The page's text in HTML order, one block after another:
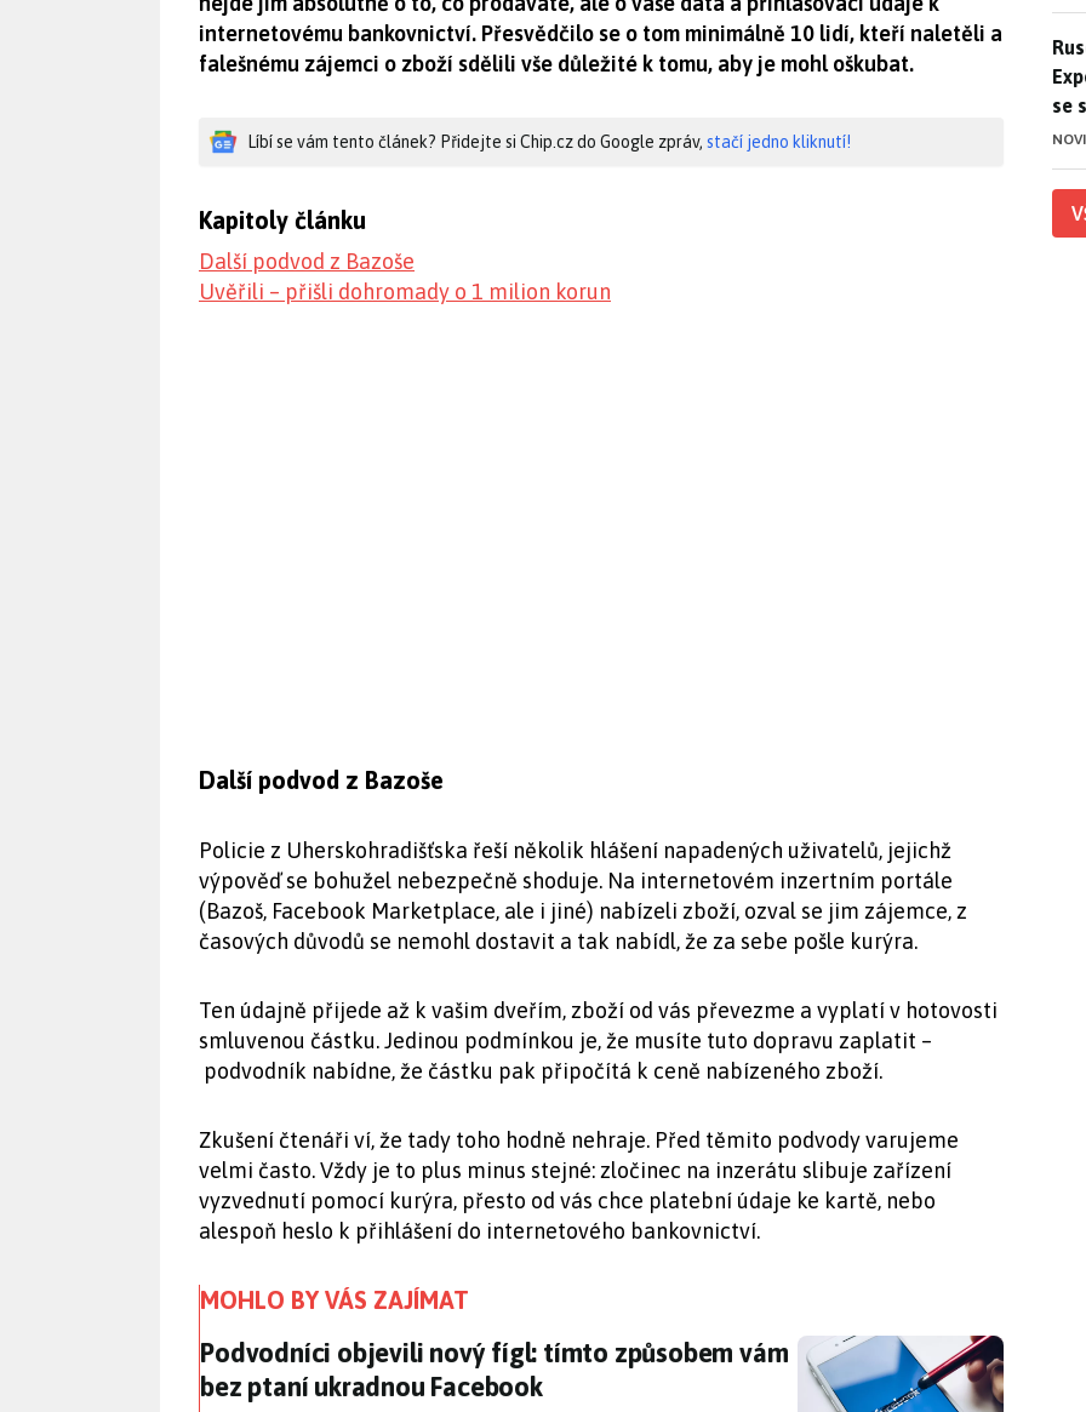
internetovému bankovnictví. Přesvědčilo se o tom minimálně 10 lidí, kteří naletěli a
falešnému zájemci o zboží sdělili vše důležité k tomu, aby je mohl oškubat.
Líbí se vám tento článek? Přidejte si Chip.cz do Google zpráv, stačí jedno kliknutí!
Kapitoly článku
Další podvod z Bazoše
Uvěřili – přišli dohromady o 1 milion korun
Další podvod z Bazoše
Policie z Uherskohradišťska řeší několik hlášení napadených uživatelů, jejichž
výpověď se bohužel nebezpečně shoduje. Na internetovém inzertním portále
(Bazoš, Facebook Marketplace, ale i jiné) nabízeli zboží, ozval se jim zájemce, z
časových důvodů se nemohl dostavit a tak nabídl, že za sebe pošle kurýra.
Ten údajně přijede až k vašim dveřím, zboží od vás převezme a vyplatí v hotovosti
smluvenou částku. Jedinou podmínkou je, že musíte tuto dopravu zaplatit –
podvodník nabídne, že částku pak připočítá k ceně nabízeného zboží.
Zkušení čtenáři ví, že tady toho hodně nehraje. Před těmito podvody varujeme
velmi často. Vždy je to plus minus stejné: zločinec na inzerátu slibuje zařízení
vyzvednutí pomocí kurýra, přesto od vás chce platební údaje ke kartě, nebo
alespoň heslo k přihlášení do internetového bankovnictví.
MOHLO BY VÁS ZAJÍMAT
Podvodníci objevili nový fígl: tímto způsobem vám bez ptaní ukradnou
Podvodníci objevili nový fígl: tímto způsobem vám
bez ptaní ukradnou Facebook
se